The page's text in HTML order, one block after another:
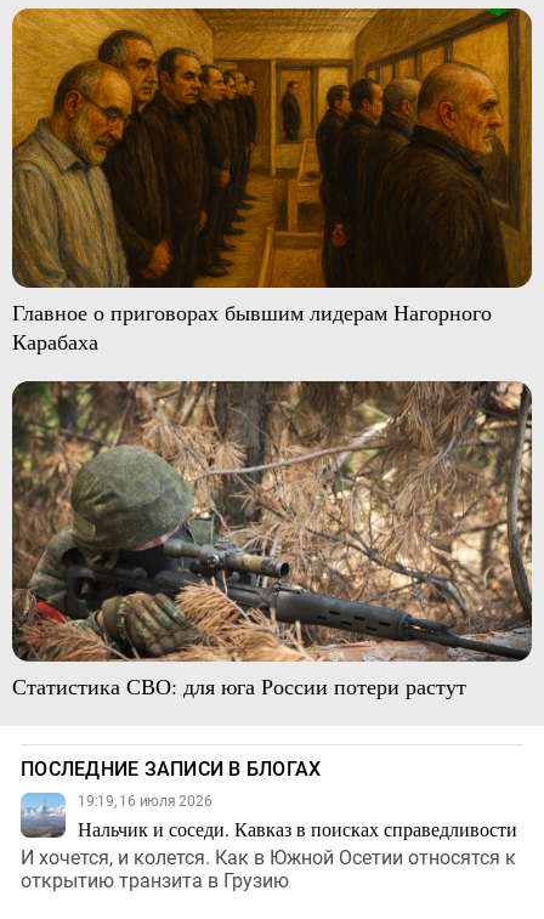
Главное о приговорах бывшим лидерам Нагорного
Карабаха
Статистика СВО: для юга России потери растут
ПОСЛЕДНИЕ ЗАПИСИ В БЛОГАХ
19:19, 16 июля 2026
Нальчик и соседи. Кавказ в поисках справедливости
И хочется, и колется. Как в Южной Осетии относятся к
открытию транзита в Грузию